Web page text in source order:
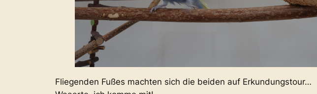
Fliegenden Fußes machten sich die beiden auf Erkundungstour…